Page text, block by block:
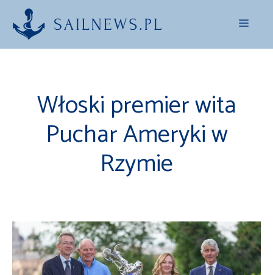
Przejdź
treści
Menu
Włoski premier wita
Puchar Ameryki w
Rzymie